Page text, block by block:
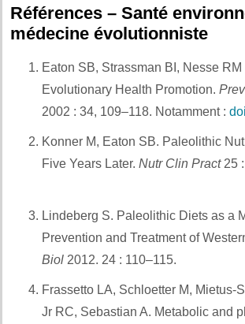
Références – Santé
médecine évolutionniste
Eaton SB, Strassman BI, Nesse RM
Evolutionary Health Promotion.
2002 : 34, 109–118. Notamment : doi
Konner M, Eaton SB. Paleolithic
Five Years Later. Nutr Clin Pract25 :
Lindeberg S. Paleolithic Diets as a
Prevention and Treatment of
Biol 2012. 24 : 110–115.
Frassetto LA, Schloetter M, Mietus-
Jr RC, Sebastian A. Metabolic and